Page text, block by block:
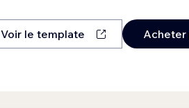
Voir le template Acheter